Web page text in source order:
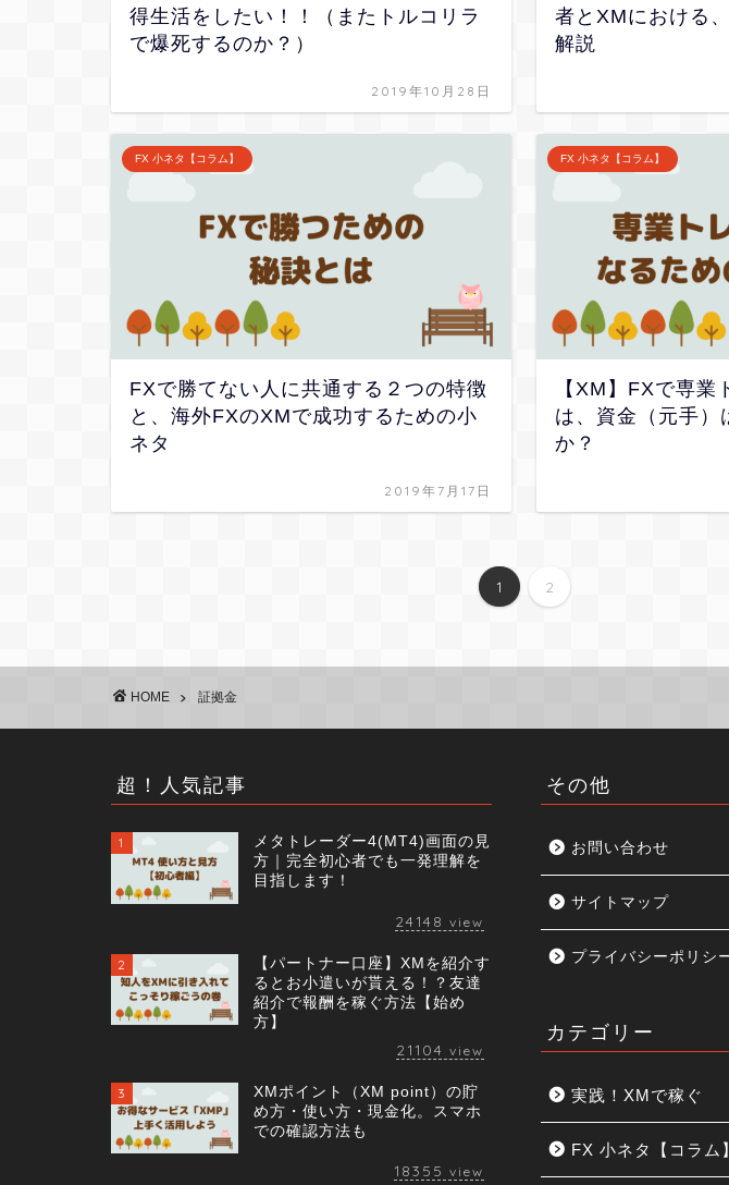
得生活をしたい！！（またトルコリラ
で爆死するのか？）
2019年10月28日
者とXMにおける
解説
FX 小ネタ【コラム】
FXで勝てない人に共通する２つの特徴
と、海外FXのXMで成功するための小
ネタ
2019年7月17日
FX 小ネタ【コラム】
【XM】FXで専業
は、資金（元手）
か？
1 2
HOME 証拠金
超！人気記事
1
メタトレーダー4(MT4)画面の見
方｜完全初心者でも一発理解を
目指します！
24148 view
2
【パートナー口座】XMを紹介す
るとお小遣いが貰える！？友達
紹介で報酬を稼ぐ方法【始め
方】
21104 view
3
XMポイント（XM point）の貯
め方・使い方・現金化。スマホ
での確認方法も
18355 view
その他
お問い合わせ
サイトマップ
プライバシーポリシ
カテゴリー
実践！XMで稼ぐ
FX 小ネタ【コラム】